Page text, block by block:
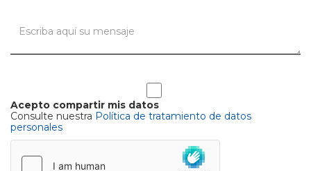
Acepto compartir mis datos
Consulte nuestra Política de tratamiento de datos
personales